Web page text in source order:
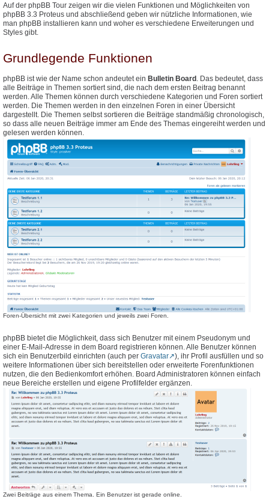
Auf der phpBB Tour zeigen wir die vielen Funktionen und Möglichkeiten von
phpBB 3.3 Proteus und abschließend geben wir nützliche Informationen, wie
man phpBB installieren kann und woher es verschiedene Erweiterungen und
Styles gibt.
Grundlegende Funktionen
phpBB ist wie der Name schon andeutet ein Bulletin Board . Das bedeutet, dass
alle Beiträge in Themen sortiert sind, die nach dem ersten Beitrag benannt
werden. Alle Themen können durch verschiedene Kategorien und Foren sortiert
werden. Die Themen werden in den einzelnen Foren in einer Übersicht
dargestellt. Die Themen selbst sortieren die Beiträge standmäßig chronologisch,
so dass alle neuen Beiträge immer am Ende des Themas eingereiht werden und
gelesen werden können.
Foren-Übersicht mit zwei Kategorien und jeweils zwei Foren.
phpBB bietet die Möglichkeit, dass sich Benutzer mit einem Pseudonym und
einer E-Mail-Adresse in dem Board registrieren können. Alle Benutzer können
sich ein Benutzerbild einrichten (auch per Gravatar
), ihr Profil ausfüllen und so
weitere Informationen über sich bereitstellen oder erweiterte Forenfunktionen
nutzen, die den Bedienkomfort erhöhen. Board Administratoren können einfach
neue Bereiche erstellen und eigene Profilfelder ergänzen.
Zwei Beiträge aus einem Thema. Ein Benutzer ist gerade online.